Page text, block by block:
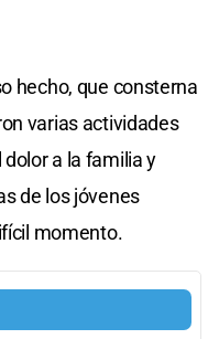
hecho, que consterna
varias actividades
a la familia y
de los jóvenes
momento.